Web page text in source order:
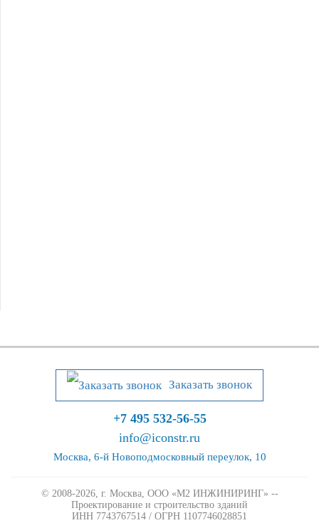
Заказать звонок
+7 495 532-56-55
info@iconstr.ru
Москва, 6-й Новоподмосковный переулок, 10
© 2008-2026, г. Москва, ООО «М2 ИНЖИНИРИНГ» --
Проектирование и строительство зданий
ИНН 7743767514 / ОГРН 1107746028851